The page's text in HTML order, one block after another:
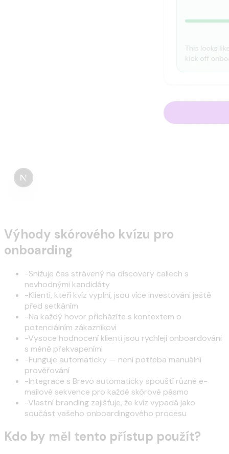
Výhody skórového kvízu pro
onboarding
-Snižuje čas strávený na discovery callech s
nevhodnými kandidáty
-Klienti, kteří kvíz vyplní, jsou více investováni ještě
před setkáním
-Na každý hovor přicházíte s kontextem o
potenciálním zákazníkovi
-Vysoce hodnocení klienti jsou rychleji onboardováni
s méně překvapeními
-Funguje automaticky — není potřeba manuální
prověřování
-Integrace s Brevo automaticky spouští různé e-
mailové sekvence pro každé skórové pásmo
-Vlastní branding zajišťuje, že kvíz vypadá jako
součást vašeho onboardingového procesu
Kdo by měl tento přístup použít?